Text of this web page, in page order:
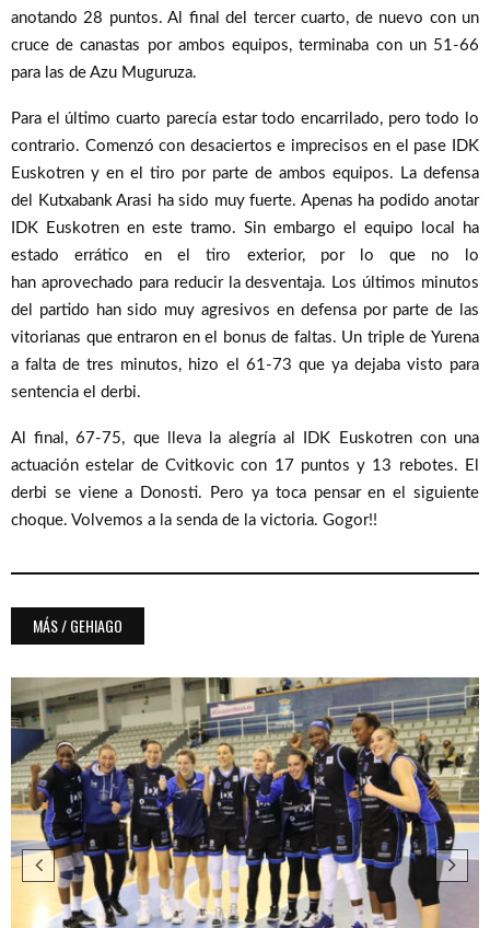
anotando 28 puntos. Al final del tercer cuarto, de nuevo con un
cruce de canastas por ambos equipos, terminaba con un 51-66
para las de Azu Muguruza.
Para el último cuarto parecía estar todo encarrilado, pero todo lo
contrario. Comenzó con desaciertos e imprecisos en el pase IDK
Euskotren y en el tiro por parte de ambos equipos. La defensa
del Kutxabank Arasi ha sido muy fuerte. Apenas ha podido anotar
IDK Euskotren en este tramo. Sin embargo el equipo local ha
estado errático en el tiro exterior, por lo que no lo
han aprovechado para reducir la desventaja. Los últimos minutos
del partido han sido muy agresivos en defensa por parte de las
vitorianas que entraron en el bonus de faltas. Un triple de Yurena
a falta de tres minutos, hizo el 61-73 que ya dejaba visto para
sentencia el derbi.
Al final, 67-75, que lleva la alegría al IDK Euskotren con una
actuación estelar de Cvitkovic con 17 puntos y 13 rebotes. El
derbi se viene a Donosti. Pero ya toca pensar en el siguiente
choque. Volvemos a la senda de la victoria. Gogor!!
MÁS / GEHIAGO